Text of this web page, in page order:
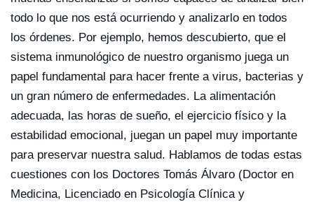
todo lo que nos está ocurriendo y analizarlo en todos
los órdenes. Por ejemplo, hemos descubierto, que el
sistema inmunológico de nuestro organismo juega un
papel fundamental para hacer frente a virus, bacterias y
un gran número de enfermedades. La alimentación
adecuada, las horas de sueño, el ejercicio físico y la
estabilidad emocional, juegan un papel muy importante
para preservar nuestra salud. Hablamos de todas estas
cuestiones con los Doctores Tomás Álvaro (Doctor en
Medicina, Licenciado en Psicología Clínica y